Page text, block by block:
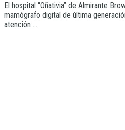
El hospital “Oñativia” de Almirante
mamógrafo digital de última
atención ...